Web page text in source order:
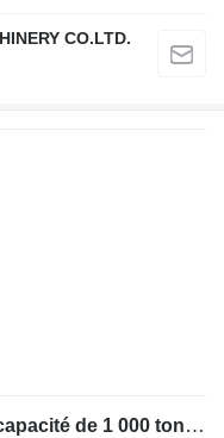
CO.LTD.
Constmach Silo à ciment d'une capacité de 1 000 tonnes